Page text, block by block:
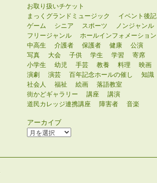
お取り扱いチケット
まっくグランドミュージック
イベント後記
ゲーム
シニア スポーツ
ノンジャンル
フリージャンル
ホールインフォメーション
中高生
介護者 保護者 健康
公演
写真
大会 子供 学生 学習
寄席
小学生
幼児 手芸 教養 料理
映画
演劇
演芸 百年記念ホールの催し
知識
社会人
福祉 絵画
落語教室
街かどギャラリー
講座
講演
道民カレッジ連携講座
障害者 音楽
アーカイブ
ア